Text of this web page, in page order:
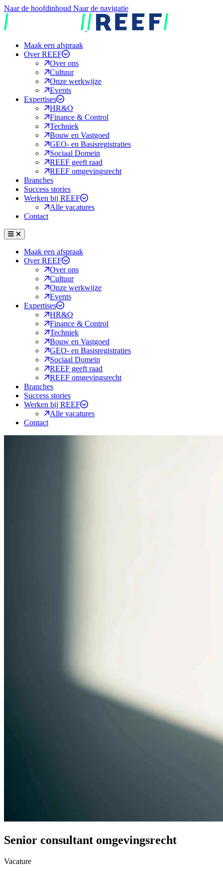
Naar de hoofdinhoud Naar de navigatie
REEF
Maak een afspraak
Over REEF
Over ons
Cultuur
Onze werkwijze
Events
Expertises
HR&O
Finance & Control
Techniek
Bouw en Vastgoed
GEO- en Basisregistraties
Sociaal Domein
REEF geeft raad
REEF omgevingsrecht
Branches
Success stories
Werken bij REEF
Alle vacatures
Contact
Menu
Sluiten
Maak een afspraak
Over REEF
Over ons
Cultuur
Onze werkwijze
Events
Expertises
HR&O
Finance & Control
Techniek
Bouw en Vastgoed
GEO- en Basisregistraties
Sociaal Domein
REEF geeft raad
REEF omgevingsrecht
Branches
Success stories
Werken bij REEF
Alle vacatures
Contact
Senior consultant omgevingsrecht
Vacature